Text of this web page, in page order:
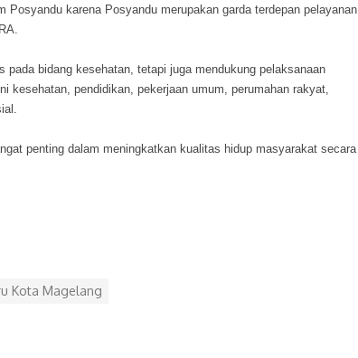
Posyandu karena Posyandu merupakan garda terdepan pelayanan
bidang kesehatan, tetapi juga mendukung pelaksanaan
kesehatan, pendidikan, pekerjaan umum, perumahan rakyat,
penting dalam meningkatkan kualitas hidup masyarakat secara
Kota Magelang